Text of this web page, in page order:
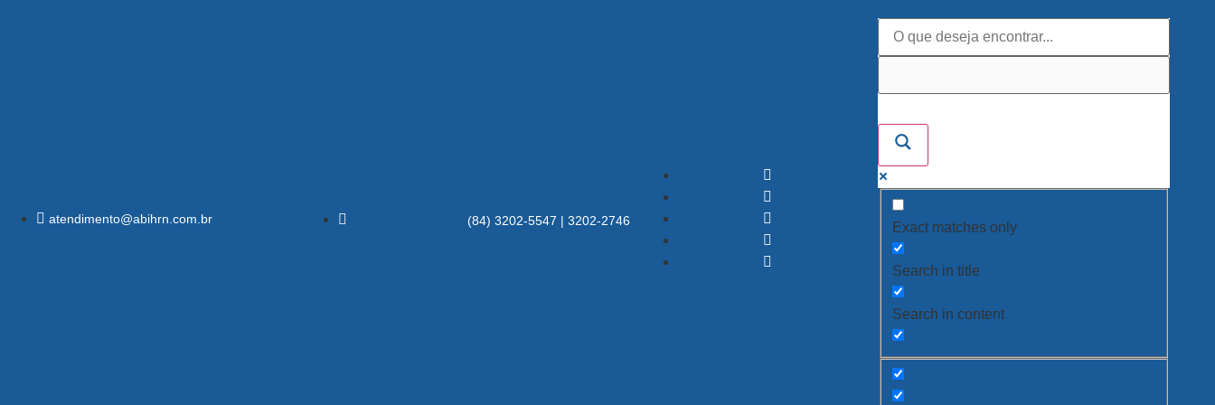
atendimento@abihrn.com.br (84) 3202-5547 | 3202-2746 Exact matches only
Search in title
Search in content